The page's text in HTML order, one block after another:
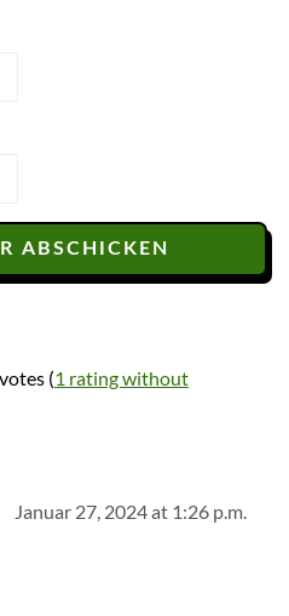
(1 rating without
Januar 27, 2024 at 1:26 p.m.